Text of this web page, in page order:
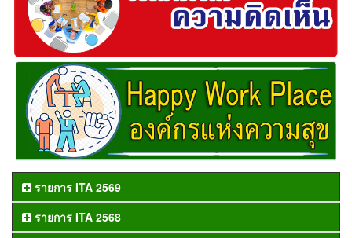
รายการ ITA 2569
รายการ ITA 2568